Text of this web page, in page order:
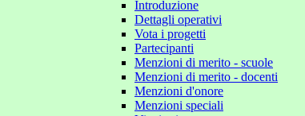
Introduzione
Dettagli operativi
Vota i progetti
Partecipanti
Menzioni di merito - scuole
Menzioni di merito - docenti
Menzioni d'onore
Menzioni speciali